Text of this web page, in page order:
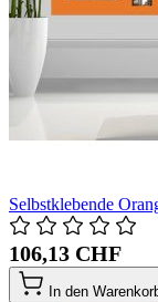
Selbstklebende
106,13 CHF
In den